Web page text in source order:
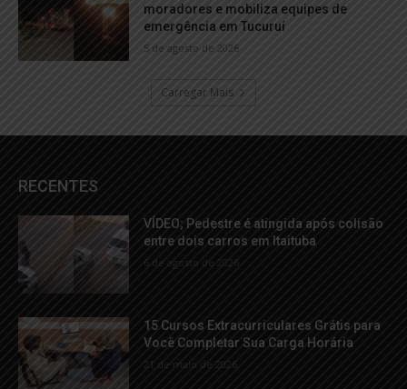
moradores e mobiliza equipes de
emergência em Tucuruí
5 de agosto de 2026
Carregar Mais
RECENTES
VÍDEO; Pedestre é atingida após colisão
entre dois carros em Itaituba
6 de agosto de 2026
15 Cursos Extracurriculares Grátis para
Você Completar Sua Carga Horária
21 de maio de 2026